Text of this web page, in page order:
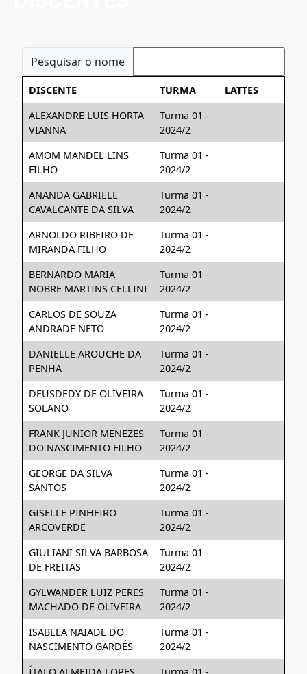
Pesquisar o nome
DISCENTE TURMA
LATTES
ALEXANDRE LUIS HORTA
VIANNA
Turma 01 -
2024/2
AMOM MANDEL LINS
FILHO
Turma 01 -
2024/2
ANANDA GABRIELE
CAVALCANTE DA SILVA
Turma 01 -
2024/2
ARNOLDO RIBEIRO DE
MIRANDA FILHO
Turma 01 -
2024/2
BERNARDO MARIA
NOBRE MARTINS CELLINI
Turma 01 -
2024/2
CARLOS DE SOUZA
ANDRADE NETO
Turma 01 -
2024/2
DANIELLE AROUCHE DA
PENHA
Turma 01 -
2024/2
DEUSDEDY DE OLIVEIRA
SOLANO
Turma 01 -
2024/2
FRANK JUNIOR MENEZES
DO NASCIMENTO FILHO
Turma 01 -
2024/2
GEORGE DA SILVA
SANTOS
Turma 01 -
2024/2
GISELLE PINHEIRO
ARCOVERDE
Turma 01 -
2024/2
GIULIANI SILVA BARBOSA
DE FREITAS
Turma 01 -
2024/2
GYLWANDER LUIZ PERES
MACHADO DE OLIVEIRA
Turma 01 -
2024/2
ISABELA NAIADE DO
NASCIMENTO GARDÉS
Turma 01 -
2024/2